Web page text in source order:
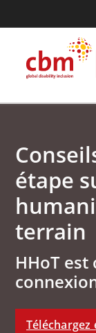
étape
terrain
HHoT